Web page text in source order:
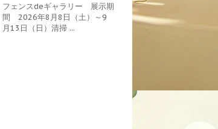
フェンスdeギャラリー 展示期
間 2026年8月8日（土）～9
月13日（日）清掃 ...